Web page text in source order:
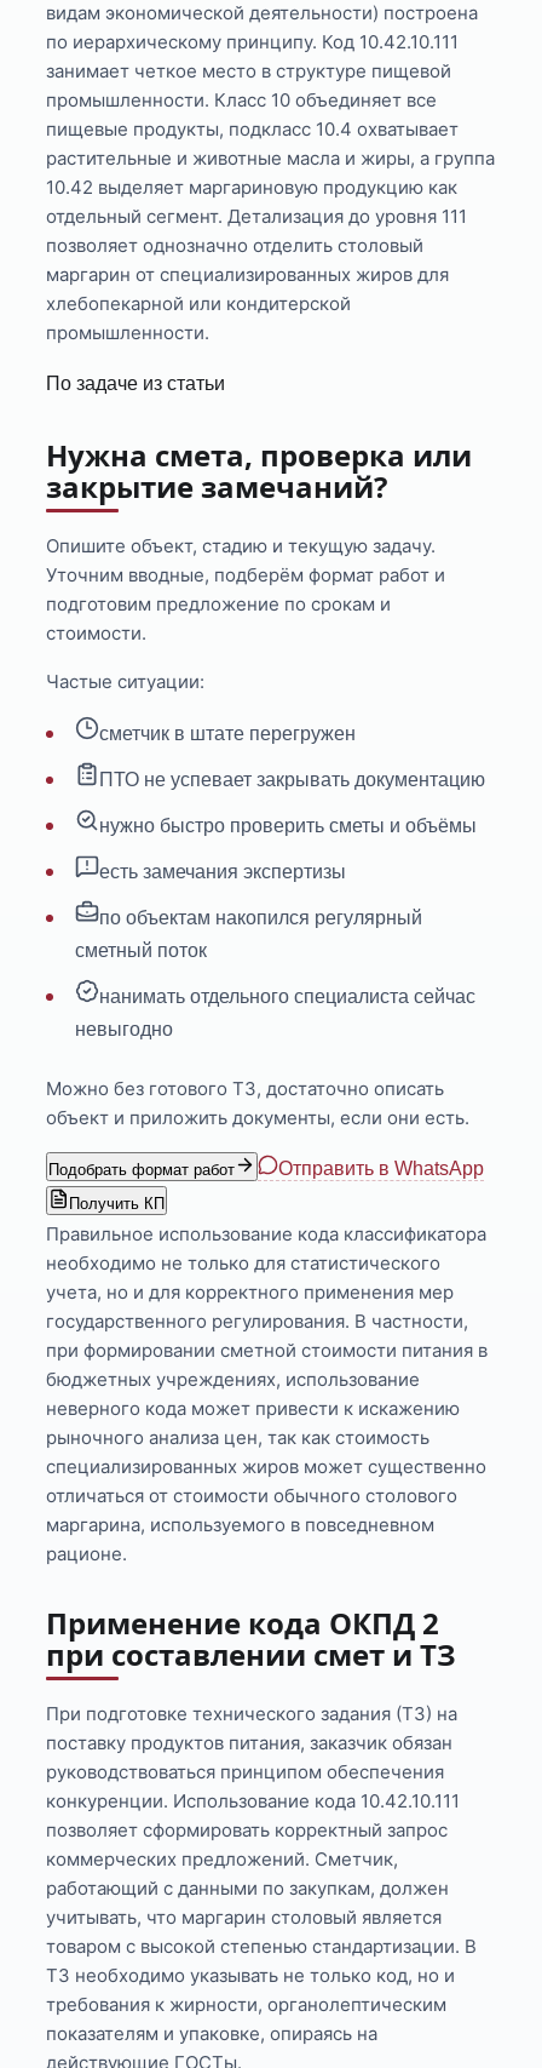
видам экономической деятельности) построена
по иерархическому принципу. Код 10.42.10.111
занимает четкое место в структуре пищевой
промышленности. Класс 10 объединяет все
пищевые продукты, подкласс 10.4 охватывает
растительные и животные масла и жиры, а группа
10.42 выделяет маргариновую продукцию как
отдельный сегмент. Детализация до уровня 111
позволяет однозначно отделить столовый
маргарин от специализированных жиров для
хлебопекарной или кондитерской
промышленности.
По задаче из статьи
Нужна смета, проверка или
закрытие замечаний?
Опишите объект, стадию и текущую задачу.
Уточним вводные, подберём формат работ и
подготовим предложение по срокам и
стоимости.
Частые ситуации:
сметчик в штате перегружен
ПТО не успевает закрывать документацию
нужно быстро проверить сметы и объёмы
есть замечания экспертизы
по объектам накопился регулярный
сметный поток
нанимать отдельного специалиста сейчас
невыгодно
Можно без готового ТЗ, достаточно описать
объект и приложить документы, если они есть.
Подобрать формат работ Отправить в WhatsApp
Получить КП
Правильное использование кода классификатора
необходимо не только для статистического
учета, но и для корректного применения мер
государственного регулирования. В частности,
при формировании сметной стоимости питания в
бюджетных учреждениях, использование
неверного кода может привести к искажению
рыночного анализа цен, так как стоимость
специализированных жиров может существенно
отличаться от стоимости обычного столового
маргарина, используемого в повседневном
рационе.
Применение кода ОКПД 2
при составлении смет и ТЗ
При подготовке технического задания (ТЗ) на
поставку продуктов питания, заказчик обязан
руководствоваться принципом обеспечения
конкуренции. Использование кода 10.42.10.111
позволяет сформировать корректный запрос
коммерческих предложений. Сметчик,
работающий с данными по закупкам, должен
учитывать, что маргарин столовый является
товаром с высокой степенью стандартизации. В
ТЗ необходимо указывать не только код, но и
требования к жирности, органолептическим
показателям и упаковке, опираясь на
действующие ГОСТы.